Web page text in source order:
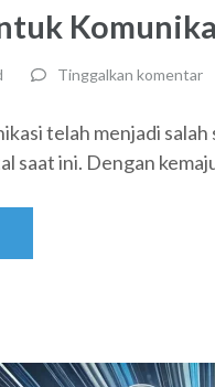
Tinggalkan komentar
telah menjadi
saat ini. Dengan